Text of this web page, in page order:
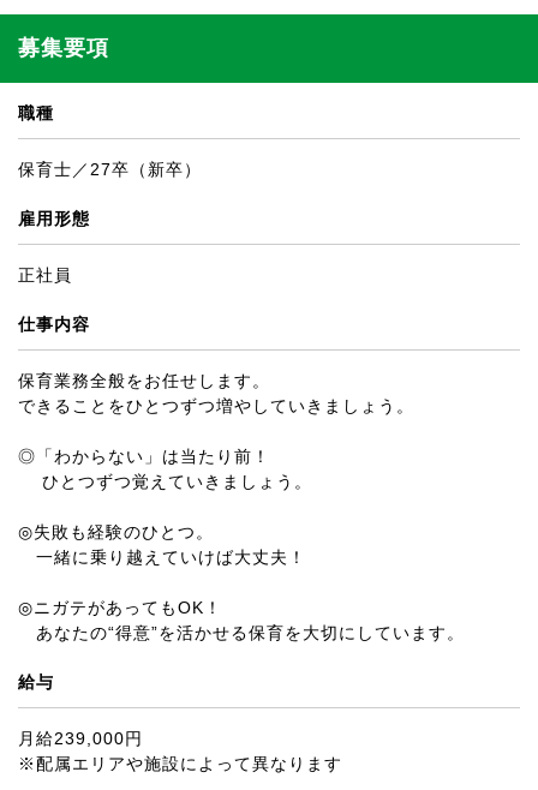
募集要項
職種
保育士／27卒（新卒）
雇用形態
正社員
仕事内容
保育業務全般をお任せします。
できることをひとつずつ増やしていきましょう。
◎「わからない」は当たり前！
ひとつずつ覚えていきましょう。
◎失敗も経験のひとつ。
一緒に乗り越えていけば大丈夫！
◎ニガテがあってもOK！
あなたの“得意”を活かせる保育を大切にしています。
給与
月給239,000円
※配属エリアや施設によって異なります